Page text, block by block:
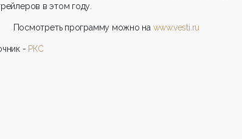
в этом году.
Посмотреть программу можно на www.vesti.ru
- РКС